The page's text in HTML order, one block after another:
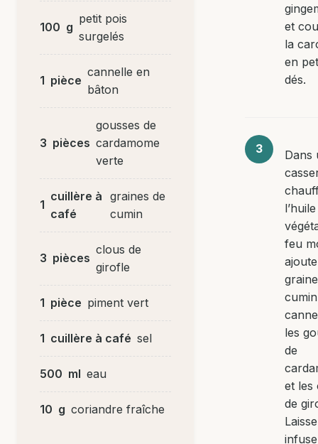
100 g
petit pois
surgelés
1 pièce
cannelle en
bâton
3 pièces
gousses de
cardamome
verte
1
cuillère à
café
graines de
cumin
3 pièces
clous de
girofle
1 pièce piment vert
1 cuillère à café sel
500 ml eau
10 g coriandre fraîche
et
la
en
dés.
Dans
l’huile
feu
les
de
et les
de